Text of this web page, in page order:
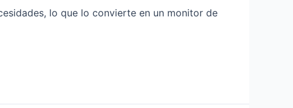
lo que lo convierte en un monitor de